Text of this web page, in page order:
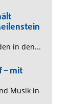
in den...
– mit
Musik in